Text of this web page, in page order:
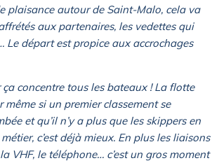
plaisance autour de Saint-Malo, cela va
aux partenaires, les vedettes qui
Le départ est propice aux accrochages
concentre tous les bateaux ! La flotte
même si un premier classement se
et qu’il n’y a plus que les skippers en
c’est déjà mieux. En plus les liaisons
VHF, le téléphone… c’est un gros moment